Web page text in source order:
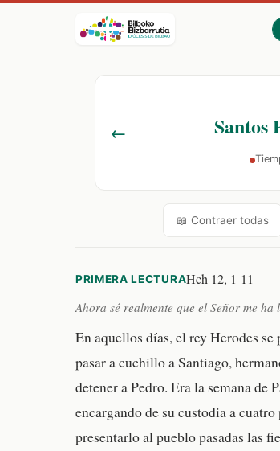
← Santos
📖 Contraer todas
PRIMERA LECTURAHch 12, 1-11
Ahora sé realmente que el Señor me
En aquellos días, el rey Herodes
pasar a cuchillo a Santiago,
detener a Pedro. Era la semana de
encargando de su custodia a
presentarlo al pueblo pasadas las